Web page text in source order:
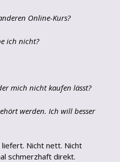
Online-Kurs?
ich nicht?
mich nicht kaufen lässt?
werden. Ich will besser
liefert. Nicht nett. Nicht
schmerzhaft direkt.